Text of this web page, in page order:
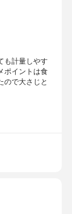
も計量しやす
ポイントは食
ので大さじと